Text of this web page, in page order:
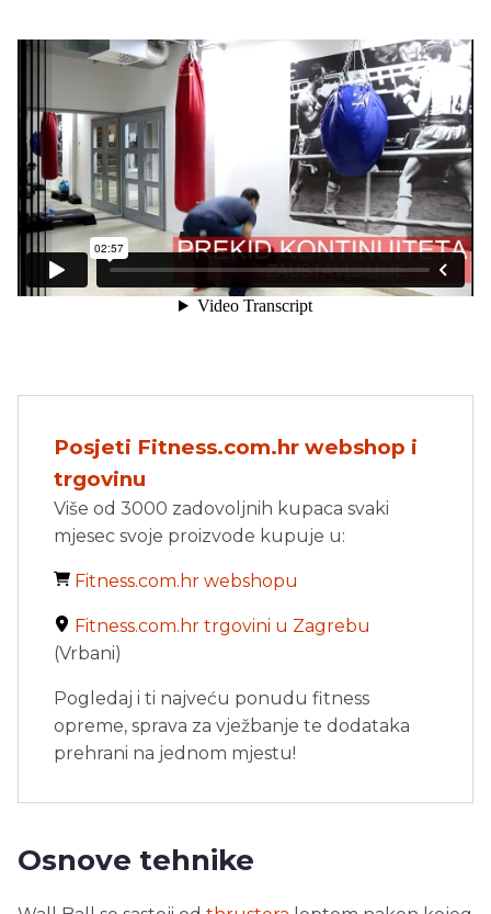
Posjeti Fitness.com.hr webshop i
trgovinu
Više od 3000 zadovoljnih kupaca svaki
mjesec svoje proizvode kupuje u:
Fitness.com.hr webshopu
Fitness.com.hr trgovini u Zagrebu
(Vrbani)
Pogledaj i ti najveću ponudu fitness
opreme, sprava za vježbanje te dodataka
prehrani na jednom mjestu!
Osnove tehnike